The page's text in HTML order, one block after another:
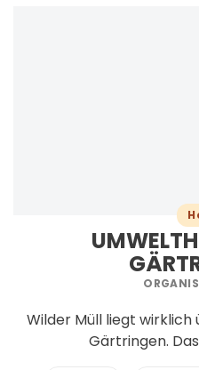
Wilder Müll liegt
Gärtringen.